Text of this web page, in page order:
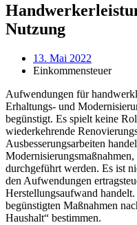
Nutzung
13. Mai 2022
Einkommensteuer
Aufwendungen für
Erhaltungs- und
begünstigt. Es spielt keine
wiederkehrende
Ausbesserungsarbeiten
durchgeführt werden. Es ist
den Aufwendungen
Herstellungsaufwand
begünstigten Maßnahmen
Haushalt“ bestimmen.